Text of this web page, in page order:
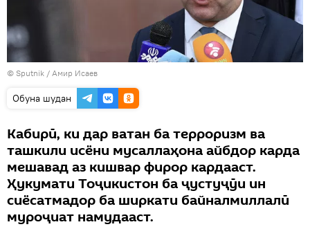
© Sputnik / Амир Исаев
Обуна шудан
Кабирӣ, ки дар ватан ба терроризм ва
ташкили исёни мусаллаҳона айбдор карда
мешавад аз кишвар фирор кардааст.
Ҳукумати Тоҷикистон ба ҷустуҷӯи ин
сиёсатмадор ба ширкати байналмиллалӣ
муроҷиат намудааст.